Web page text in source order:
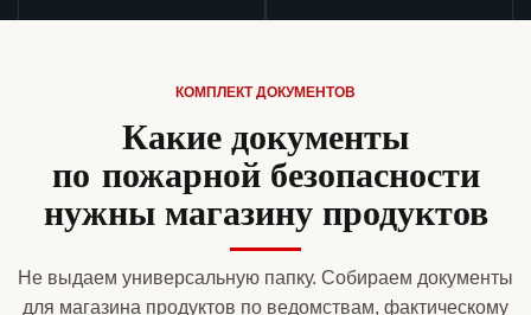
КОМПЛЕКТ ДОКУМЕНТОВ
Какие документы
по пожарной безопасности
нужны магазину продуктов
Не выдаем универсальную папку. Собираем документы
для магазина продуктов по ведомствам, фактическому